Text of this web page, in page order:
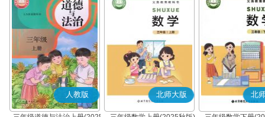
人教版 北师大版 北